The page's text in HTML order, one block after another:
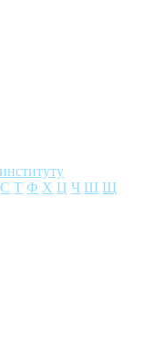
С Т Ф Х Ц Ч Ш Щ